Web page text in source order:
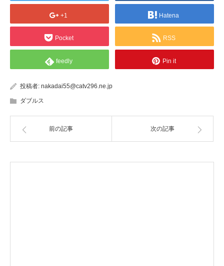
+1 Hatena
Pocket RSS
feedly Pin it
投稿者: nakadai55@catv296.ne.jp
ダブルス
前の記事 次の記事